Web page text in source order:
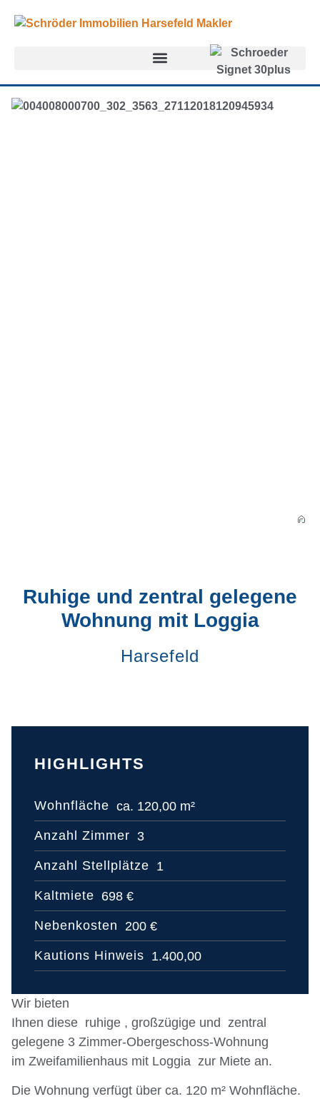
Ruhige und zentral gelegene
Wohnung mit Loggia
Harsefeld
HIGHLIGHTS
Wohnfläche ca. 120,00 m²
Anzahl Zimmer 3
Anzahl Stellplätze 1
Kaltmiete 698 €
Nebenkosten 200 €
Kautions Hinweis 1.400,00
Wir bieten
Ihnen diese ruhige , großzügige und zentral
gelegene 3 Zimmer-Obergeschoss-Wohnung
im Zweifamilienhaus mit Loggia zur Miete an.
Die Wohnung verfügt über ca. 120 m² Wohnfläche.